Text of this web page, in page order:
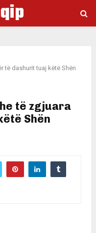
të dashurit tuaj këtë Shën
të zgjuara
Shën